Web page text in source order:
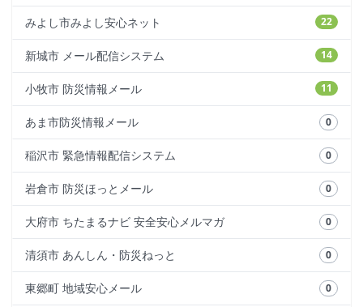
22
みよし市みよし安心ネット
14
新城市 メール配信システム
11
小牧市 防災情報メール
0
あま市防災情報メール
0
稲沢市 緊急情報配信システム
0
岩倉市 防災ほっとメール
0
大府市 ちたまるナビ 安全安心メルマガ
0
清須市 あんしん・防災ねっと
0
東郷町 地域安心メール